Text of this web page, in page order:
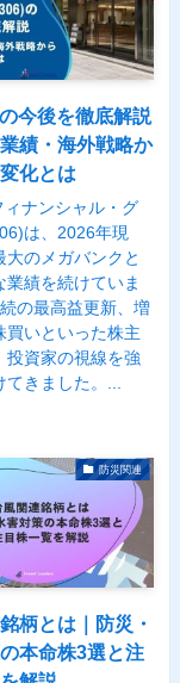
今後を徹底解説
業績・海外戦略か
化とは
ィナンシャル・グ
は、2026年現
大のメガバンクと
業績を続けていま
の最高益更新、増
買いといった株主
投資家の視線を強
てきました。...
防災関連
柄とは｜防災・
本命株3選と注